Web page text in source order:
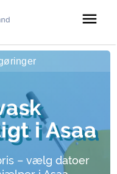
menu
i Asaa
– vælg datoer